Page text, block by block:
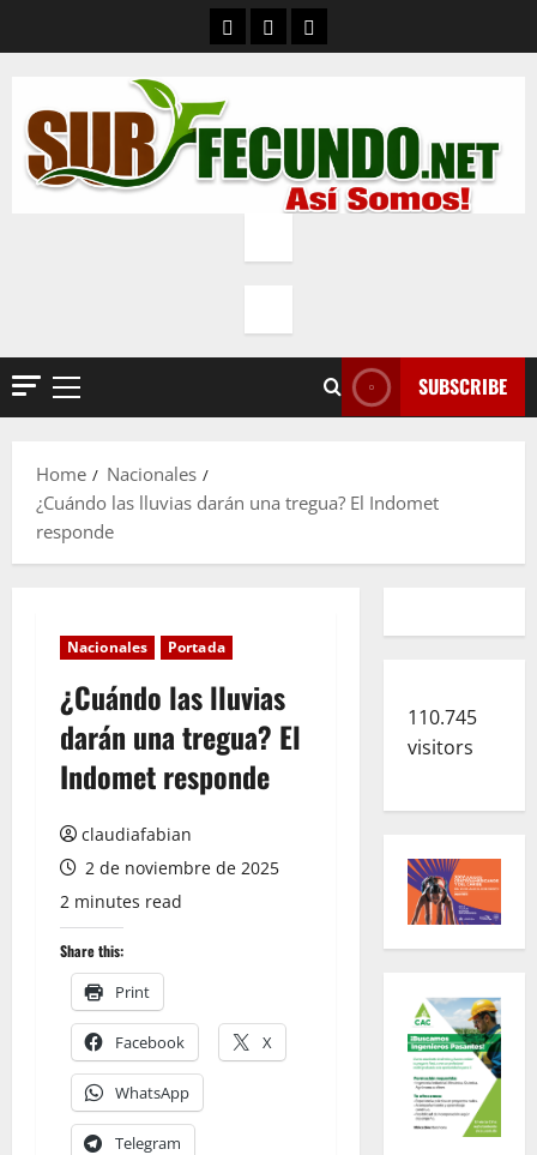
ContactoQuienes Somos
Política de privacidad
Primary
SUBSCRIBE
Home
Nacionales
¿Cuándo las lluvias darán una tregua? El Indomet
responde
Nacionales Portada
¿Cuándo las lluvias
darán una tregua? El
Indomet responde
claudiafabian
2 de noviembre de 2025
2 minutes read
Share this:
Print
Facebook X
WhatsApp
Telegram
110.745
visitors